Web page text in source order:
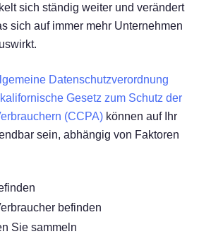
sich ständig weiter und verändert
sich auf immer mehr Unternehmen
Datenschutzverordnung
kalifornische Gesetz zum Schutz der
(CCPA) können auf Ihr
sein, abhängig von Faktoren
befinden
Sie sammeln